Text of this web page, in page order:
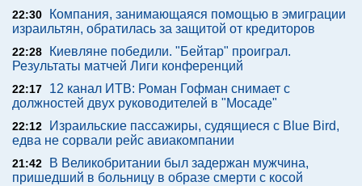
22:30
Компания, занимающаяся помощью в эмиграции
израильтян, обратилась за защитой от кредиторов
22:28
Киевляне победили. "Бейтар" проиграл.
Результаты матчей Лиги конференций
22:17
12 канал ИТВ: Роман Гофман снимает с
должностей двух руководителей в "Мосаде"
22:12
Израильские пассажиры, судящиеся с Blue Bird,
едва не сорвали рейс авиакомпании
21:42
В Великобритании был задержан мужчина,
пришедший в больницу в образе смерти с косой